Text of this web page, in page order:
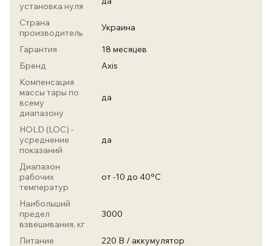
установка нуля
Страна
производитель
Украина
Гарантия
18 месяцев
Бренд
Axis
Компенсация
массы тары по
всему
диапазону
да
HOLD (LOC) -
усреднение
показаний
да
Диапазон
рабочих
температур
от -10 до 40°С
Наибольший
предел
взвешивания, кг
3000
Питание
220 В / аккумулятор